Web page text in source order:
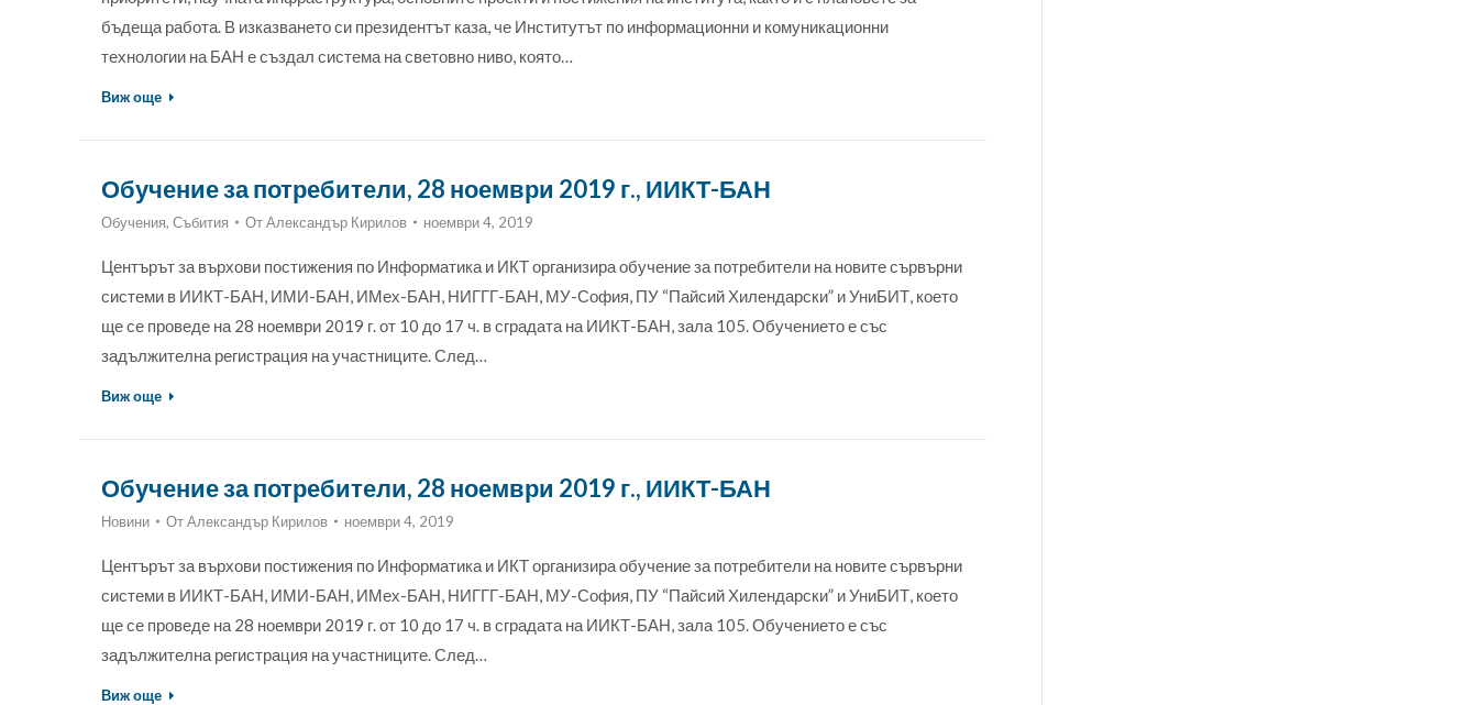
бъдеща работа. В изказването си президентът каза, че Институтът по информационни и комуникационни
технологии на БАН е създал система на световно ниво, която…
Виж още
Обучение за потребители, 28 ноември 2019 г., ИИКТ-БАН
Обучения, Събития ОтАлександър Кирилов ноември 4, 2019
Центърът за върхови постижения по Информатика и ИКТ организира обучение за потребители на новите сървърни
системи в ИИКТ-БАН, ИМИ-БАН, ИМех-БАН, НИГГГ-БАН, МУ-София, ПУ “Пайсий Хилендарски” и УниБИТ, което
ще се проведе на 28 ноември 2019 г. от 10 до 17 ч. в сградата на ИИКТ-БАН, зала 105. Обучението е със
задължителна регистрация на участниците. След…
Виж още
Обучение за потребители, 28 ноември 2019 г., ИИКТ-БАН
Новини ОтАлександър Кирилов ноември 4, 2019
Центърът за върхови постижения по Информатика и ИКТ организира обучение за потребители на новите сървърни
системи в ИИКТ-БАН, ИМИ-БАН, ИМех-БАН, НИГГГ-БАН, МУ-София, ПУ “Пайсий Хилендарски” и УниБИТ, което
ще се проведе на 28 ноември 2019 г. от 10 до 17 ч. в сградата на ИИКТ-БАН, зала 105. Обучението е със
задължителна регистрация на участниците. След…
Виж още